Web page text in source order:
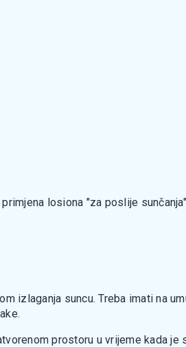
losiona "za poslije sunčanja"
izlaganja suncu. Treba imati na
prostoru u vrijeme kada je